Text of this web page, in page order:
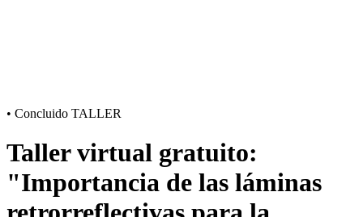
• Concluido TALLER
Taller virtual gratuito:
"Importancia de las láminas